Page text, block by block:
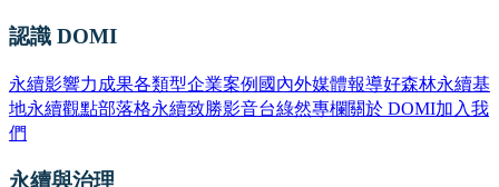
認識 DOMI
永續影響力成果各類型企業案例 國內外媒體報導好森林永續基
地永續觀點部落格永續致勝影音台綠然專欄關於 DOMI加入我
們
永續與治理